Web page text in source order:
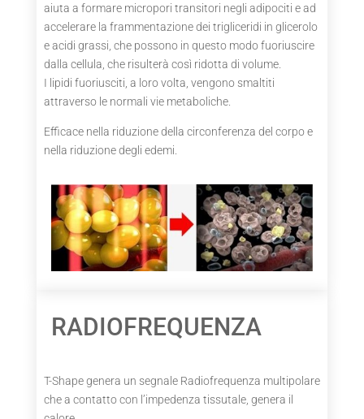
aiuta a formare micropori transitori negli adipociti e ad
accelerare la frammentazione dei trigliceridi in glicerolo
e acidi grassi, che possono in questo modo fuoriuscire
dalla cellula, che risulterà così ridotta di volume.
I lipidi fuoriusciti, a loro volta, vengono smaltiti
attraverso le normali vie metaboliche.
Efficace nella riduzione della circonferenza del corpo e
nella riduzione degli edemi.
RADIOFREQUENZA
T-Shape genera un segnale Radiofrequenza multipolare
che a contatto con l’impedenza tissutale, genera il